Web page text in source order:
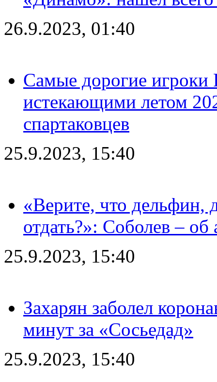
26.9.2023, 01:40
Самые дорогие игроки
истекающими летом
спартаковцев
25.9.2023, 15:40
«Верите, что дельфин,
отдать?»: Соболев – об
25.9.2023, 15:40
Захарян заболел
минут за «Сосьедад»
25.9.2023, 15:40